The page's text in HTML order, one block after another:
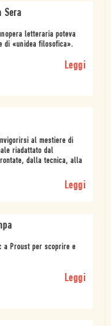
Sera
letteraria poteva
di «unidea filosofica».
Leggi
al mestiere di
riadattato dal
dalla tecnica, alla
Leggi
a Proust per scoprire e
Leggi